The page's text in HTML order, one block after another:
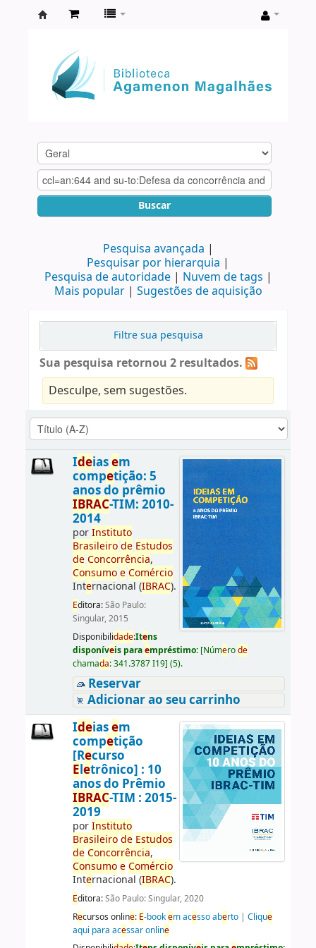
Agamenon
Magalhães
Buscar
Pesquisa avançada
Pesquisar por hierarquia
Pesquisa de autoridade
Nuvem de tags
Mais popular
Sugestões de aquisição
Filtre sua pesquisa
Sua pesquisa retornou 2 resultados.
Desculpe, sem sugestões.
Ideiasem
competição: 5
anos do prêmio
IBRAC-TIM: 2010-
2014
porInstituto
Brasileiro de Estudos
de Concorrência,
Consumo e Comércio
Internacional (IBRAC).
Editora:São Paulo:
Singular, 2015
Disponibilidade:Itens
disponíveis paraempréstimo: [Númerode
chamada:341.3787 I19] (5).
Reservar
Adicionar ao seu carrinho
Ideiasem
competição
[Recurso
Eletrônico] : 10
anos do Prêmio
IBRAC-TIM : 2015-
2019
porInstituto
Brasileiro de Estudos
de Concorrência,
Consumo e Comércio
Internacional (IBRAC).
Editora:São Paulo: Singular, 2020
Recursos online: E-bookem acesso aberto| Clique
aqui para acessar online